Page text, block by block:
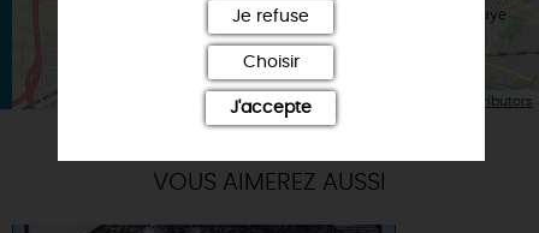
Leaflet| Map data © OpenStreetMap contributors
VOUS AIMEREZ AUSSI
Je refuse
Choisir
J'accepte